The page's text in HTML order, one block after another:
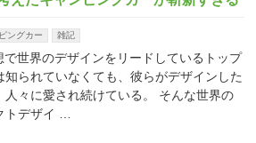
ングカー 雑記
世界のデザインをリードしているトップ
られていなくても、彼らがデザインした
人々に愛され続けている。 そんな世界の
トデザイ …